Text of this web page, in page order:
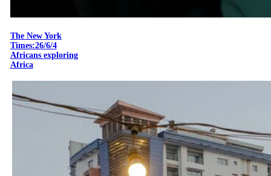
The New York
Times:26/6/4
Africans exploring
Africa